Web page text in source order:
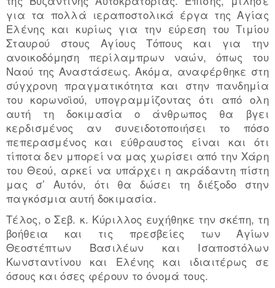
για τα πολλά ιεραποστολικά έργα της Αγίας
Ελένης και κυρίως για την εύρεση του Τιμίου
Σταυρού στους Αγίους Τόπους και για την
ανοικοδόμηση περίλαμπρων ναών, όπως του
Ναού της Αναστάσεως. Ακόμα, αναφέρθηκε στη
σύγχρονη πραγματικότητα και στην πανδημία
του κορωνοϊού, υπογραμμίζοντας ότι από ολη
αυτή τη δοκιμασία ο άνθρωπος θα βγει
κερδισμένος αν συνειδοτοποιήσει το πόσο
πεπερασμένος και εύθραυστος είναι και ότι
τίποτα δεν μπορεί να μας χωρίσει από την Χάρη
του Θεού, αρκεί να υπάρχει η ακράδαντη πίστη
μας σ’ Αυτόν, ότι θα δώσει τη διέξοδο στην
παγκόσμια αυτή δοκιμασία.
Τέλος, ο Σεβ. κ. Κύριλλος ευχήθηκε την σκέπη, τη
βοήθεια και τις πρεσβείες των Αγίων
Θεοστέπτων Βασιλέων και Ισαποστόλων
Κωνσταντίνου και Ελένης και ιδιαιτέρως σε
όσους και όσες φέρουν το όνομά τους.